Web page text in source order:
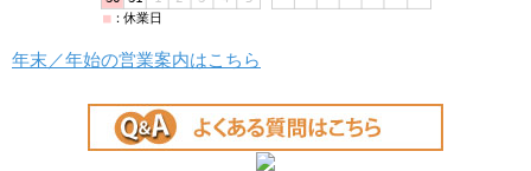
年末／年始の営業案内はこちら